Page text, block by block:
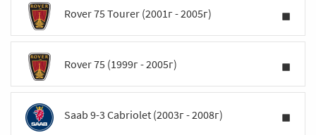
Rover 75 Tourer (2001г - 2005г)
Rover 75 (1999г - 2005г)
Saab 9-3 Cabriolet (2003г - 2008г)